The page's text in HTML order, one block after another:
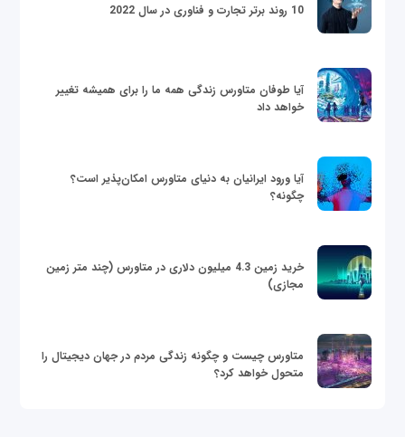
10 روند برتر تجارت و فناوری در سال 2022
آیا طوفان متاورس زندگی همه ما را برای همیشه تغییر
خواهد داد
آیا ورود ایرانیان به دنیای متاورس امکان‌پذیر است؟
چگونه؟
خرید زمین 4.3 میلیون دلاری در متاورس (چند متر زمین
مجازی)
متاورس چیست و چگونه زندگی مردم در جهان دیجیتال را
متحول خواهد کرد؟